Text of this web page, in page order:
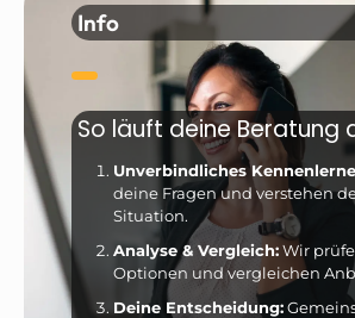
Info
So läuft deine Beratung
Unverbindliches
deine Fragen und verstehen
Situation.
Analyse & Vergleich:Wir
Optionen und vergleichen
Deine Entscheidung: